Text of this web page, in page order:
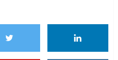
हस्ते विठ्ठलाची महापूजा